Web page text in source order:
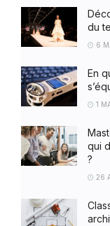
du
6
En
1
qui
?
26